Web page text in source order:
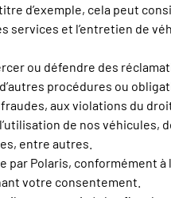
d’exemple, cela peut
services et l’entretien de
ou défendre des
procédures ou
aux violations du
de nos véhicules,
entre autres.
Polaris, conformément à
votre consentement.